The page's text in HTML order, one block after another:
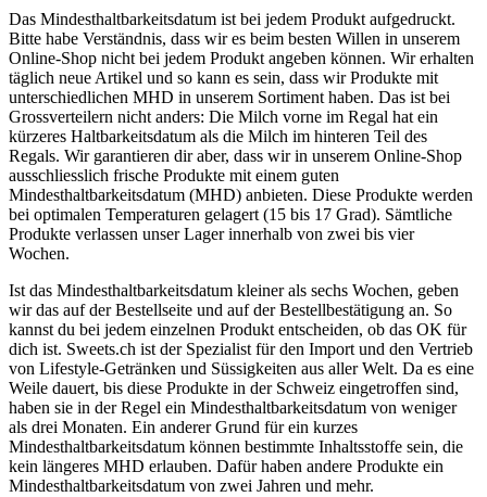
Das Mindesthaltbarkeitsdatum ist bei jedem Produkt aufgedruckt.
Bitte habe Verständnis, dass wir es beim besten Willen in unserem
Online-Shop nicht bei jedem Produkt angeben können. Wir erhalten
täglich neue Artikel und so kann es sein, dass wir Produkte mit
unterschiedlichen MHD in unserem Sortiment haben. Das ist bei
Grossverteilern nicht anders: Die Milch vorne im Regal hat ein
kürzeres Haltbarkeitsdatum als die Milch im hinteren Teil des
Regals. Wir garantieren dir aber, dass wir in unserem Online-Shop
ausschliesslich frische Produkte mit einem guten
Mindesthaltbarkeitsdatum (MHD) anbieten. Diese Produkte werden
bei optimalen Temperaturen gelagert (15 bis 17 Grad). Sämtliche
Produkte verlassen unser Lager innerhalb von zwei bis vier
Wochen.
Ist das Mindesthaltbarkeitsdatum kleiner als sechs Wochen, geben
wir das auf der Bestellseite und auf der Bestellbestätigung an. So
kannst du bei jedem einzelnen Produkt entscheiden, ob das OK für
dich ist. Sweets.ch ist der Spezialist für den Import und den Vertrieb
von Lifestyle-Getränken und Süssigkeiten aus aller Welt. Da es eine
Weile dauert, bis diese Produkte in der Schweiz eingetroffen sind,
haben sie in der Regel ein Mindesthaltbarkeitsdatum von weniger
als drei Monaten. Ein anderer Grund für ein kurzes
Mindesthaltbarkeitsdatum können bestimmte Inhaltsstoffe sein, die
kein längeres MHD erlauben. Dafür haben andere Produkte ein
Mindesthaltbarkeitsdatum von zwei Jahren und mehr.